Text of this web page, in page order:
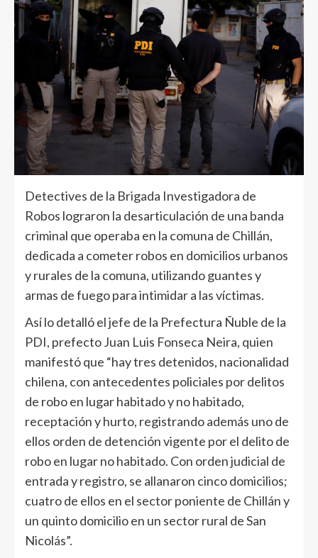
Detectives de la Brigada Investigadora de
Robos lograron la desarticulación de una banda
criminal que operaba en la comuna de Chillán,
dedicada a cometer robos en domicilios urbanos
y rurales de la comuna, utilizando guantes y
armas de fuego para intimidar a las víctimas.
Así lo detalló el jefe de la Prefectura Ñuble de la
PDI, prefecto Juan Luis Fonseca Neira, quien
manifestó que “hay tres detenidos, nacionalidad
chilena, con antecedentes policiales por delitos
de robo en lugar habitado y no habitado,
receptación y hurto, registrando además uno de
ellos orden de detención vigente por el delito de
robo en lugar no habitado. Con orden judicial de
entrada y registro, se allanaron cinco domicilios;
cuatro de ellos en el sector poniente de Chillán y
un quinto domicilio en un sector rural de San
Nicolás”.